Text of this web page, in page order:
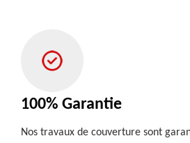
100% Garantie
Nos travaux de couverture sont